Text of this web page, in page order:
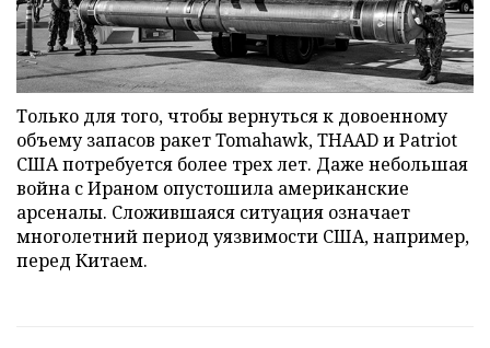
Только для того, чтобы вернуться к довоенному
объему запасов ракет Tomahawk, THAAD и Patriot
США потребуется более трех лет. Даже небольшая
война с Ираном опустошила американские
арсеналы. Сложившаяся ситуация означает
многолетний период уязвимости США, например,
перед Китаем.